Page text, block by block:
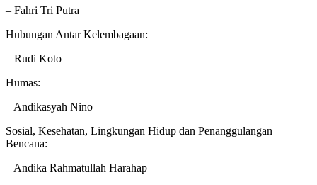
– Fahri Tri Putra
Hubungan Antar Kelembagaan:
– Rudi Koto
Humas:
– Andikasyah Nino
Sosial, Kesehatan, Lingkungan Hidup dan Penanggulangan
Bencana:
– Andika Rahmatullah Harahap